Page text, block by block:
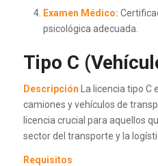
Examen Médico:
psicológica adecuada.
Tipo C
Descripción La licencia tipo
camiones y vehículos de
licencia crucial para aquellos
sector del transporte y la
Requisitos